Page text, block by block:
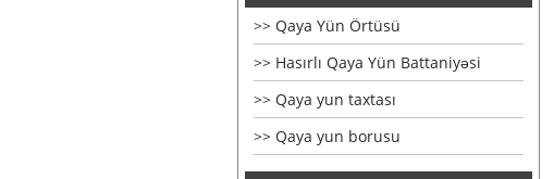
Qaya Yün Örtüsü
Hasırlı Qaya Yün Battaniyəsi
Qaya yun taxtası
Qaya yun borusu